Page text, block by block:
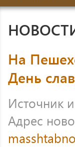
На
День
Источник
Адрес